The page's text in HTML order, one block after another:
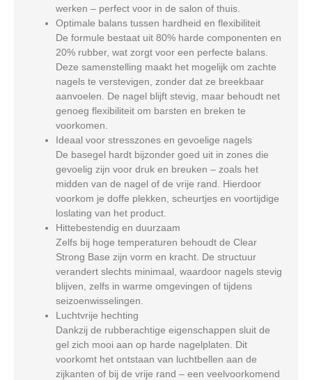
werken – perfect voor in de salon of thuis.
Optimale balans tussen hardheid en flexibiliteit
De formule bestaat uit 80% harde componenten en
20% rubber, wat zorgt voor een perfecte balans.
Deze samenstelling maakt het mogelijk om zachte
nagels te verstevigen, zonder dat ze breekbaar
aanvoelen. De nagel blijft stevig, maar behoudt net
genoeg flexibiliteit om barsten en breken te
voorkomen.
Ideaal voor stresszones en gevoelige nagels
De basegel hardt bijzonder goed uit in zones die
gevoelig zijn voor druk en breuken – zoals het
midden van de nagel of de vrije rand. Hierdoor
voorkom je doffe plekken, scheurtjes en voortijdige
loslating van het product.
Hittebestendig en duurzaam
Zelfs bij hoge temperaturen behoudt de Clear
Strong Base zijn vorm en kracht. De structuur
verandert slechts minimaal, waardoor nagels stevig
blijven, zelfs in warme omgevingen of tijdens
seizoenwisselingen.
Luchtvrije hechting
Dankzij de rubberachtige eigenschappen sluit de
gel zich mooi aan op harde nagelplaten. Dit
voorkomt het ontstaan van luchtbellen aan de
zijkanten of bij de vrije rand – een veelvoorkomend